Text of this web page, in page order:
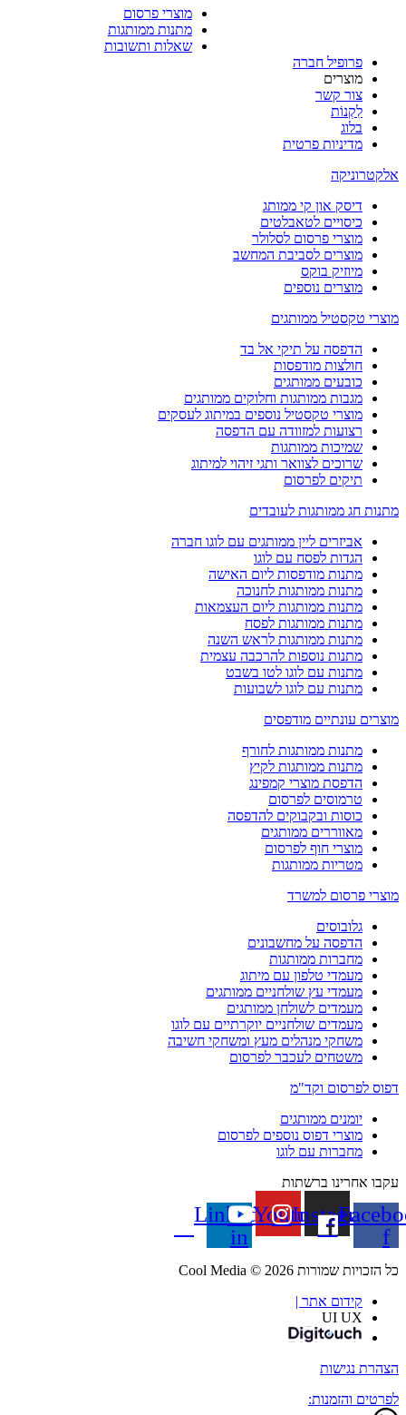
מוצרי פרסום
מתנות ממותגות
שאלות ותשובות
פרופיל חברה
מוצרים
צור קשר
לִקְנוֹת
בלוג
מדיניות פרטית
אלקטרוניקה
דיסק און קי ממותג
כיסויים לטאבלטים
מוצרי פרסום לסלולר
מוצרים לסביבת המחשב
מיוזיק בוקס
מוצרים נוספים
מוצרי טקסטיל ממותגים
הדפסה על תיקי אל בד
חולצות מודפסות
כובעים ממותגים
מגבות ממותגות וחלוקים ממותגים
מוצרי טקסטיל נוספים במיתוג לעסקים
רצועות למזוודה עם הדפסה
שמיכות ממותגות
שרוכים לצוואר ותגי זיהוי למיתוג
תיקים לפרסום
מתנות חג ממותגות לעובדים
אביזרים ליין ממותגים עם לוגו חברה
הגדות לפסח עם לוגו
מתנות מודפסות ליום האישה
מתנות ממותגות לחנוכה
מתנות ממותגות ליום העצמאות
מתנות ממותגות לפסח
מתנות ממותגות לראש השנה
מתנות נוספות להרכבה עצמית
מתנות עם לוגו לטו בשבט
מתנות עם לוגו לשבועות
מוצרים עונתיים מודפסים
מתנות ממותגות לחורף
מתנות ממותגות לקיץ
הדפסת מוצרי קמפינג
טרמוסים לפרסום
כוסות ובקבוקים להדפסה
מאווררים ממותגים
מוצרי חוף לפרסום
מטריות ממותגות
מוצרי פרסום למשרד
גלובוסים
הדפסה על מחשבונים
מחברות ממותגות
מעמדי טלפון עם מיתוג
מעמדי עץ שולחניים ממותגים
מעמדים לשולחן ממותגים
מעמדים שולחניים יוקרתיים עם לוגו
משחקי מנהלים מעץ ומשחקי חשיבה
משטחים לעכבר לפרסום
דפוס לפרסום וקד"מ
יומנים ממותגים
מוצרי דפוס נוספים לפרסום
מחברות עם לוגו
עקבו אחרינו ברשתות
f
Instagram
Youtube
Linkedin-
in
כל הזכויות שמורות Cool Media © 2026
קידום אתר |
UI UX
הצהרת נגישות
לפרטים והזמנות: